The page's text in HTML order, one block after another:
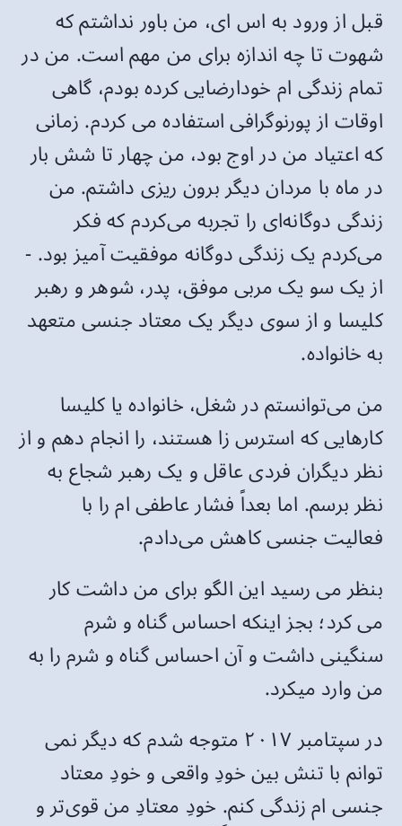
قبل از ورود به اس ای، من باور نداشتم که
شهوت تا چه اندازه برای من مهم است. من در
تمام زندگی ام خودارضایی کرده بودم، گاهی
اوقات از پورنوگرافی استفاده می کردم. زمانی
که اعتیاد من در اوج بود، من چهار تا شش بار
در ماه با مردان دیگر برون ریزی داشتم. من
زندگی دوگانه‌ای را تجربه می‌کردم که فکر
می‌کردم یک زندگی دوگانه موفقیت آمیز بود. -
از یک سو یک مربی موفق، پدر، شوهر و رهبر
کلیسا و از سوی دیگر یک معتاد جنسی متعهد
به خانواده.
من می‌توانستم در شغل، خانواده یا کلیسا
کارهایی که استرس زا هستند، را انجام دهم و از
نظر دیگران فردی عاقل و یک رهبر شجاع به
نظر برسم. اما بعداً فشار عاطفی ام را با
فعالیت جنسی کاهش می‌دادم.
بنظر می رسید این الگو برای من داشت کار
می کرد؛ بجز اینکه احساس گناه و شرم
سنگینی داشت و آن احساس گناه و شرم را به
من وارد میکرد.
در سپتامبر ۲۰۱۷ متوجه شدم که دیگر نمی
توانم با تنش بین خودِ واقعی و خودِ معتاد
جنسی ام زندگی کنم. خودِ معتادِ من قوی‌تر و